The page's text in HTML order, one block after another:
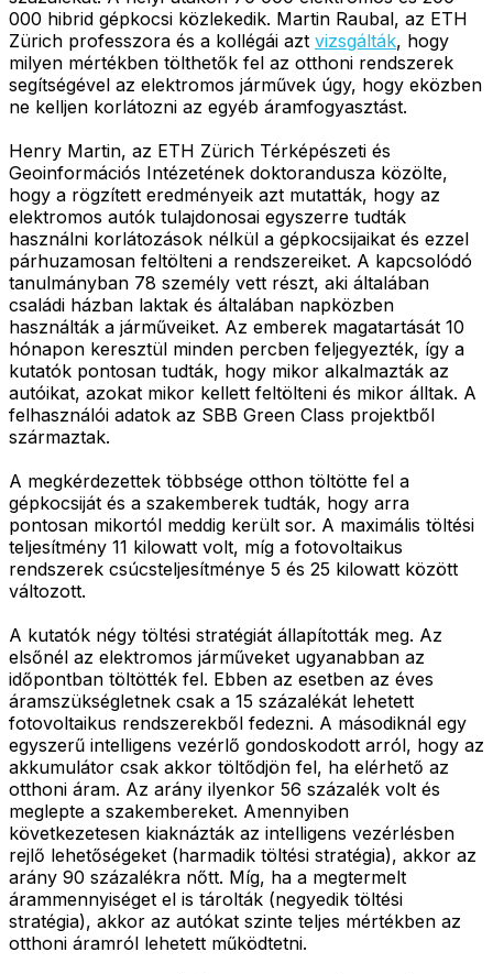
000 hibrid gépkocsi közlekedik. Martin Raubal, az ETH
Zürich professzora és a kollégái azt vizsgálták, hogy
milyen mértékben tölthetők fel az otthoni rendszerek
segítségével az elektromos járművek úgy, hogy eközben
ne kelljen korlátozni az egyéb áramfogyasztást.
Henry Martin, az ETH Zürich Térképészeti és
Geoinformációs Intézetének doktorandusza közölte,
hogy a rögzített eredményeik azt mutatták, hogy az
elektromos autók tulajdonosai egyszerre tudták
használni korlátozások nélkül a gépkocsijaikat és ezzel
párhuzamosan feltölteni a rendszereiket. A kapcsolódó
tanulmányban 78 személy vett részt, aki általában
családi házban laktak és általában napközben
használták a járműveiket. Az emberek magatartását 10
hónapon keresztül minden percben feljegyezték, így a
kutatók pontosan tudták, hogy mikor alkalmazták az
autóikat, azokat mikor kellett feltölteni és mikor álltak. A
felhasználói adatok az SBB Green Class projektből
származtak.
A megkérdezettek többsége otthon töltötte fel a
gépkocsiját és a szakemberek tudták, hogy arra
pontosan mikortól meddig került sor. A maximális töltési
teljesítmény 11 kilowatt volt, míg a fotovoltaikus
rendszerek csúcsteljesítménye 5 és 25 kilowatt között
változott.
A kutatók négy töltési stratégiát állapították meg. Az
elsőnél az elektromos járműveket ugyanabban az
időpontban töltötték fel. Ebben az esetben az éves
áramszükségletnek csak a 15 százalékát lehetett
fotovoltaikus rendszerekből fedezni. A másodiknál egy
egyszerű intelligens vezérlő gondoskodott arról, hogy az
akkumulátor csak akkor töltődjön fel, ha elérhető az
otthoni áram. Az arány ilyenkor 56 százalék volt és
meglepte a szakembereket. Amennyiben
következetesen kiaknázták az intelligens vezérlésben
rejlő lehetőségeket (harmadik töltési stratégia), akkor az
arány 90 százalékra nőtt. Míg, ha a megtermelt
árammennyiséget el is tárolták (negyedik töltési
stratégia), akkor az autókat szinte teljes mértékben az
otthoni áramról lehetett működtetni.